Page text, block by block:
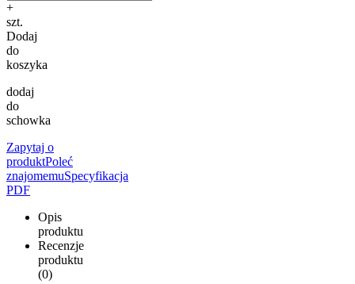
+
szt.
Dodaj
do
koszyka
dodaj
do
schowka
Zapytaj o
produktPoleć
znajomemuSpecyfikacja
PDF
Opis
produktu
Recenzje
produktu
(0)